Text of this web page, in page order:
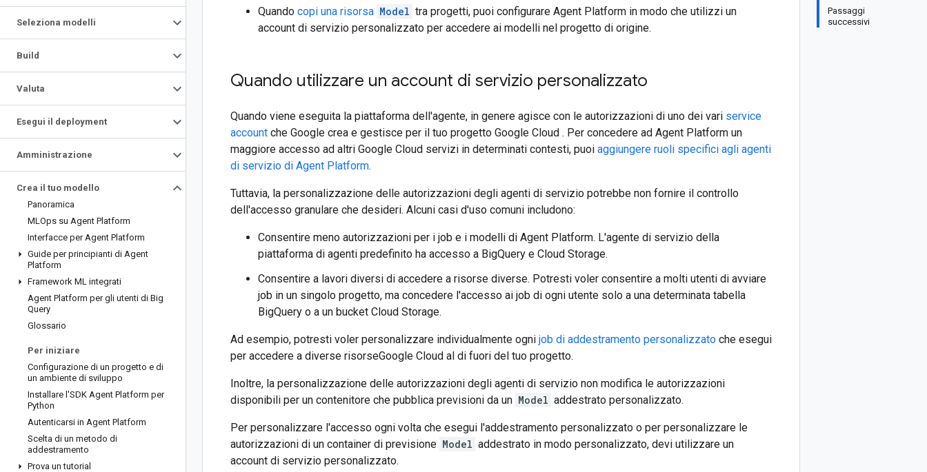
Seleziona modelli
Build
Valuta
Esegui il deployment
Amministrazione
Crea il tuo modello
Panoramica
MLOps su Agent Platform
Interfacce per Agent Platform
Guide per principianti di Agent
Platform
Framework ML integrati
Agent Platform per gli utenti di Big
Query
Glossario
Per iniziare
Configurazione di un progetto e di
un ambiente di sviluppo
Installare l'SDK Agent Platform per
Python
Autenticarsi in Agent Platform
Scelta di un metodo di
addestramento
Prova un tutorial
Passaggi
successivi
Quando copi una risorsa Model tra progetti, puoi configurare Agent Platform in modo che utilizzi un
account di servizio personalizzato per accedere ai modelli nel progetto di origine.
Quando utilizzare un account di servizio personalizzato
Quando viene eseguita la piattaforma dell'agente, in genere agisce con le autorizzazioni di uno dei vari service
account che Google crea e gestisce per il tuo progetto Google Cloud . Per concedere ad Agent Platform un
maggiore accesso ad altri Google Cloud servizi in determinati contesti, puoi aggiungere ruoli specifici agli agenti
di servizio di Agent Platform.
Tuttavia, la personalizzazione delle autorizzazioni degli agenti di servizio potrebbe non fornire il controllo
dell'accesso granulare che desideri. Alcuni casi d'uso comuni includono:
Consentire meno autorizzazioni per i job e i modelli di Agent Platform. L'agente di servizio della
piattaforma di agenti predefinito ha accesso a BigQuery e Cloud Storage.
Consentire a lavori diversi di accedere a risorse diverse. Potresti voler consentire a molti utenti di avviare
job in un singolo progetto, ma concedere l'accesso ai job di ogni utente solo a una determinata tabella
BigQuery o a un bucket Cloud Storage.
Ad esempio, potresti voler personalizzare individualmente ogni job di addestramento personalizzato che esegui
per accedere a diverse risorseGoogle Cloud al di fuori del tuo progetto.
Inoltre, la personalizzazione delle autorizzazioni degli agenti di servizio non modifica le autorizzazioni
disponibili per un contenitore che pubblica previsioni da un Model addestrato personalizzato.
Per personalizzare l'accesso ogni volta che esegui l'addestramento personalizzato o per personalizzare le
autorizzazioni di un container di previsione Model addestrato in modo personalizzato, devi utilizzare un
account di servizio personalizzato.